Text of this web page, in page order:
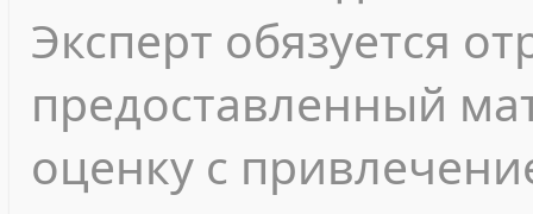
Эксперт обязуется
предоставленный
оценку с